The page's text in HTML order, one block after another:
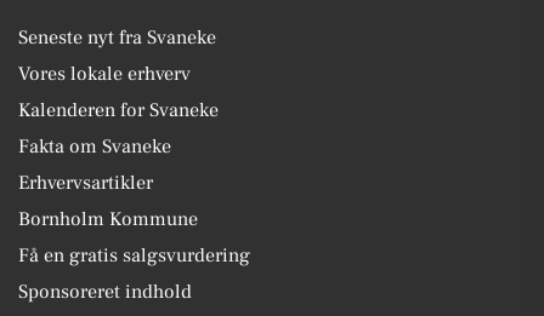
Seneste nyt fra Svaneke
Vores lokale erhverv
Kalenderen for Svaneke
Fakta om Svaneke
Erhvervsartikler
Bornholm Kommune
Få en gratis salgsvurdering
Sponsoreret indhold